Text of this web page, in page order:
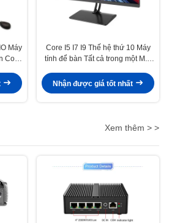
Máy
Core
Core I5 ​​I7 I9 Thế hệ thứ 10 Máy
tính để bàn Tất cả trong một M.2
Nhận được giá tốt nhất
Xem thêm > >